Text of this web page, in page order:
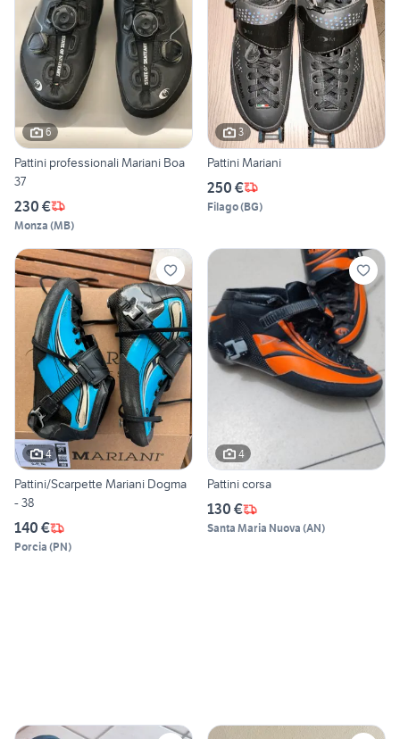
6
Pattini professionali Mariani Boa
37
230 €
Monza (MB)
3
Pattini Mariani
250 €
Filago(BG)
4
Pattini/Scarpette Mariani Dogma
- 38
140 €
Porcia (PN)
4
Pattini corsa
130 €
Santa Maria Nuova (AN)